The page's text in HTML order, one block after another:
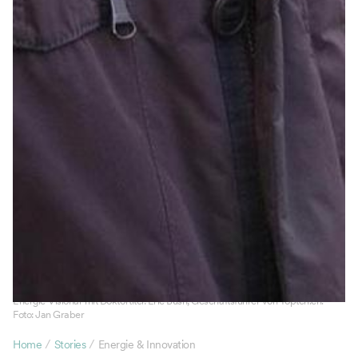
Energie-Visionär mit Doktortitel: Eric Bush, Geschäftsführer von Topten.ch.
Foto: Jan Graber
Home / Stories / Energie & Innovation